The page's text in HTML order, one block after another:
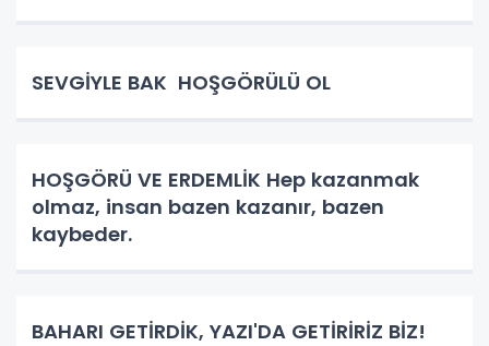
SEVGİYLE BAK HOŞGÖRÜLÜ OL
HOŞGÖRÜ VE ERDEMLİK Hep kazanmak
olmaz, insan bazen kazanır, bazen
kaybeder.
BAHARI GETİRDİK, YAZI'DA GETİRİRİZ BİZ!